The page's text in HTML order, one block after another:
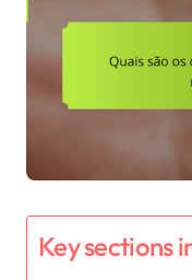
Key sections